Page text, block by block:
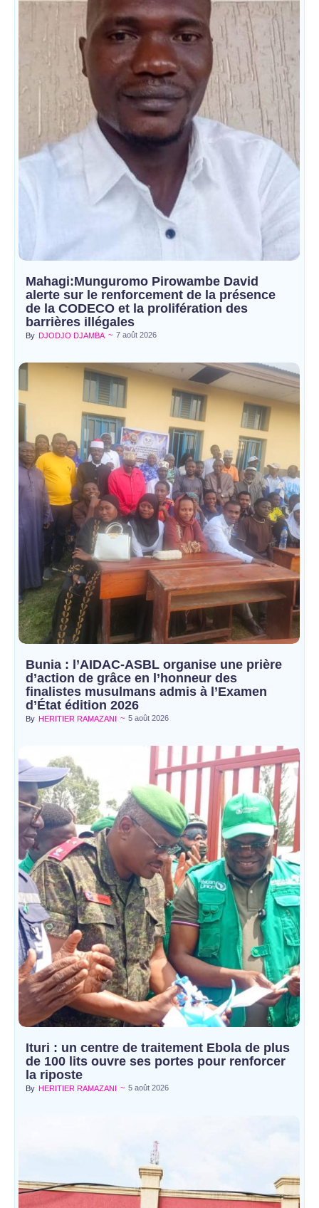
Mahagi:Munguromo Pirowambe David
alerte sur le renforcement de la présence
de la CODECO et la prolifération des
barrières illégales
By DJODJO DJAMBA ~ 7 août 2026
Bunia : l’AIDAC-ASBL organise une prière
d’action de grâce en l’honneur des
finalistes musulmans admis à l’Examen
d’État édition 2026
By HERITIER RAMAZANI ~ 5 août 2026
Ituri : un centre de traitement Ebola de plus
de 100 lits ouvre ses portes pour renforcer
la riposte
By HERITIER RAMAZANI ~ 5 août 2026